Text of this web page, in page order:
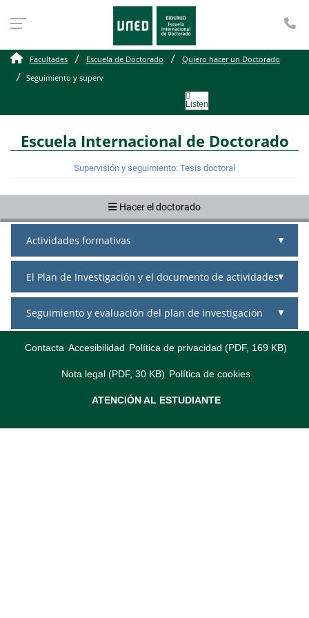
Seguimiento y
Facultades Escuela de Doctorado
Quiero hacer un Doctorado
Seguimiento y superv
Listen
Escuela Internacional de Doctorado
Supervisión y seguimiento: Tesis doctoral
Hacer el doctorado
Actividades formativas
El Plan de Investigación y el documento de actividades
Seguimiento y evaluación del plan de investigación
Contacta Accesibilidad Política de privacidad (PDF, 169 KB)
Nota legal (PDF, 30 KB) Política de cookies
ATENCIÓN AL ESTUDIANTE